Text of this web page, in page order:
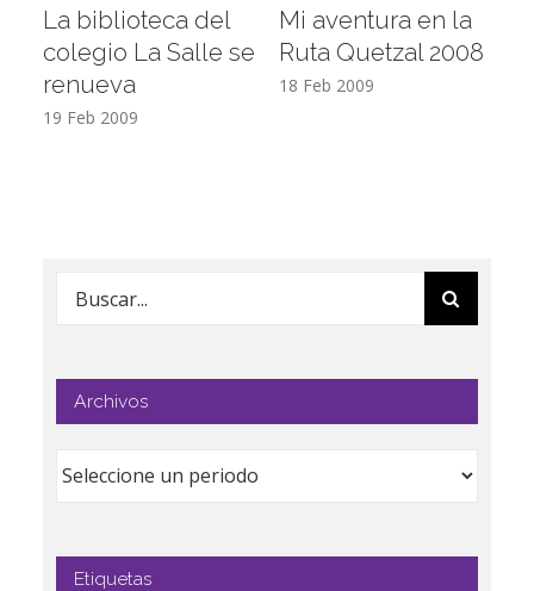
La biblioteca del
colegio La Salle se
renueva
19 Feb 2009
Mi aventura en la
Ruta Quetzal 2008
18 Feb 2009
Buscar:
Archivos
Etiquetas